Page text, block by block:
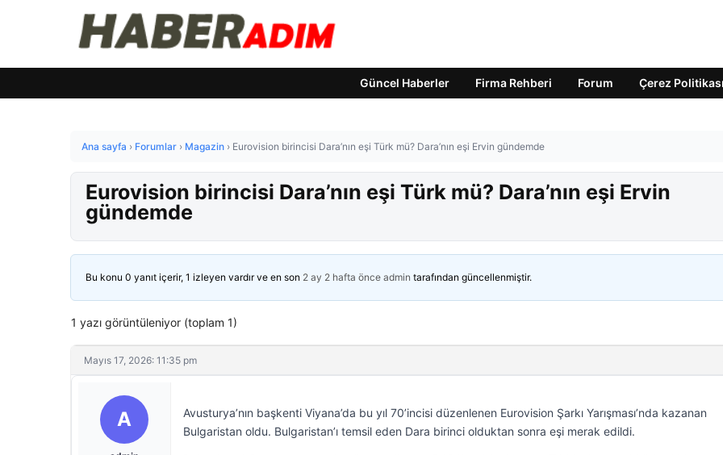
Güncel Haberler Firma Rehberi Forum Çerez Politikası
Ana sayfa › Forumlar › Magazin › Eurovision birincisi Dara’nın eşi Türk mü? Dara’nın eşi Ervin gündemde
Eurovision birincisi Dara’nın eşi Türk mü? Dara’nın eşi Ervin
gündemde
Bu konu 0 yanıt içerir, 1 izleyen vardır ve en son 2 ay 2 hafta önce admin tarafından güncellenmiştir.
1 yazı görüntüleniyor (toplam 1)
Mayıs 17, 2026: 11:35 pm
A
Avusturya’nın başkenti Viyana’da bu yıl 70’incisi düzenlenen Eurovision Şarkı Yarışması’nda kazanan
Bulgaristan oldu. Bulgaristan’ı temsil eden Dara birinci olduktan sonra eşi merak edildi.